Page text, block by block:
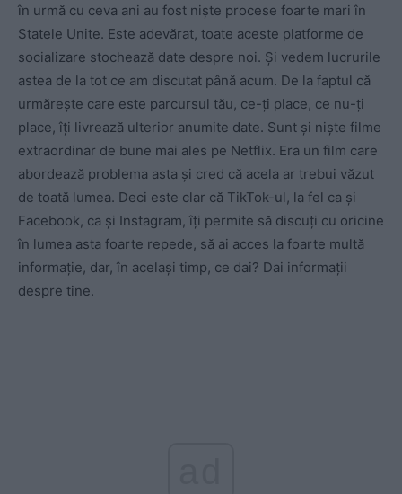
în urmă cu ceva ani au fost niște procese foarte mari în
Statele Unite. Este adevărat, toate aceste platforme de
socializare stochează date despre noi. Și vedem lucrurile
astea de la tot ce am discutat până acum. De la faptul că
urmărește care este parcursul tău, ce-ți place, ce nu-ți
place, îți livrează ulterior anumite date. Sunt și niște filme
extraordinar de bune mai ales pe Netflix. Era un film care
abordează problema asta și cred că acela ar trebui văzut
de toată lumea. Deci este clar că TikTok-ul, la fel ca și
Facebook, ca și Instagram, îți permite să discuți cu oricine
în lumea asta foarte repede, să ai acces la foarte multă
informație, dar, în același timp, ce dai? Dai informații
despre tine.